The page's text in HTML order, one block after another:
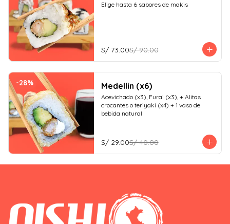
Elige hasta 6 sabores de makis
S/ 73.00S/ 90.00
-28% Medellin (x6)
Acevichado (x3), Furai (x3), + Alitas
crocantes o teriyaki (x4) + 1 vaso de
bebida natural
S/ 29.00S/ 40.00